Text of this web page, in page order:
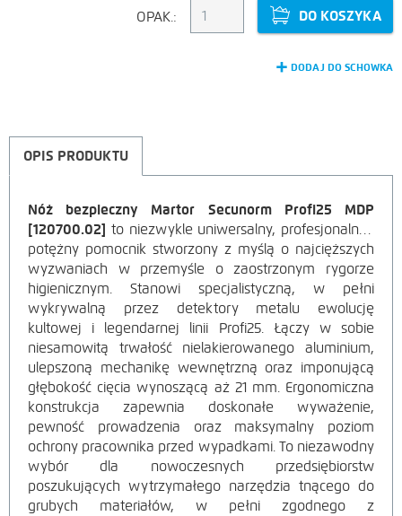
OPAK.: DO KOSZYKA
DODAJ DO SCHOWKA
OPIS PRODUKTU
OPIS
PRODUKTU
Nóż bezpieczny Martor Secunorm Profi25 MDP
[120700.02] to niezwykle uniwersalny, profesjonalny i
potężny pomocnik stworzony z myślą o najcięższych
wyzwaniach w przemyśle o zaostrzonym rygorze
higienicznym. Stanowi specjalistyczną, w pełni
wykrywalną przez detektory metalu ewolucję
kultowej i legendarnej linii Profi25. Łączy w sobie
niesamowitą trwałość nielakierowanego aluminium,
ulepszoną mechanikę wewnętrzną oraz imponującą
głębokość cięcia wynoszącą aż 21 mm. Ergonomiczna
konstrukcja zapewnia doskonałe wyważenie,
pewność prowadzenia oraz maksymalny poziom
ochrony pracownika przed wypadkami. To niezawodny
wybór dla nowoczesnych przedsiębiorstw
poszukujących wytrzymałego narzędzia tnącego do
grubych materiałów, w pełni zgodnego z